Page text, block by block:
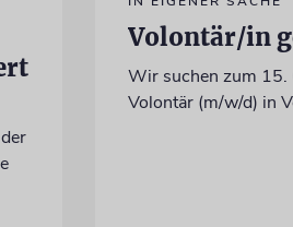
Volontär/in
Wir suchen zum
Volontär (m/w/d) in